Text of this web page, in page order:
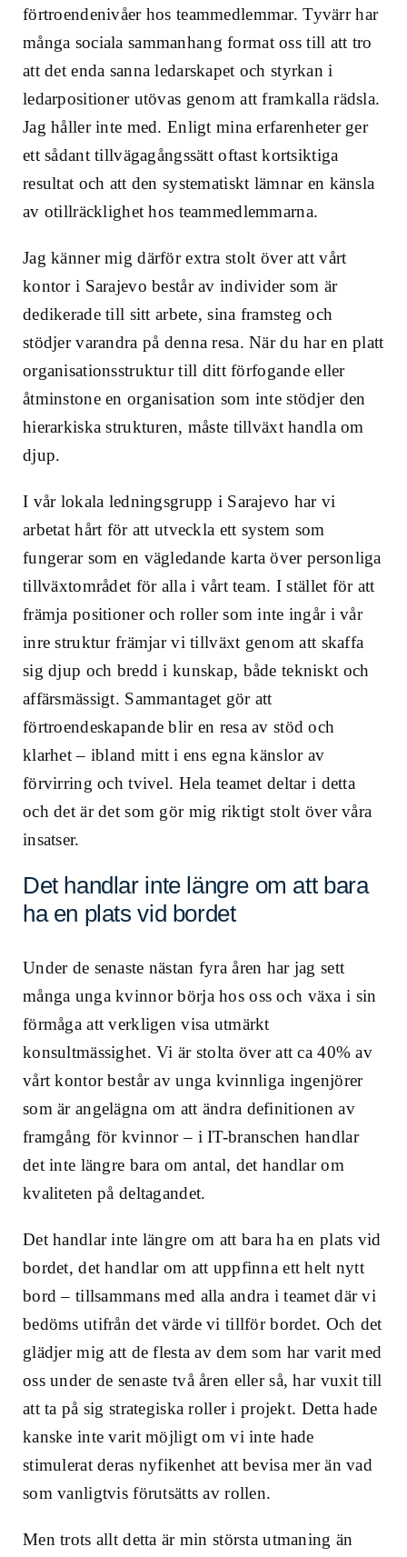
förtroendenivåer hos teammedlemmar. Tyvärr har
många sociala sammanhang format oss till att tro
att det enda sanna ledarskapet och styrkan i
ledarpositioner utövas genom att framkalla rädsla.
Jag håller inte med. Enligt mina erfarenheter ger
ett sådant tillvägagångssätt oftast kortsiktiga
resultat och att den systematiskt lämnar en känsla
av otillräcklighet hos teammedlemmarna.
Jag känner mig därför extra stolt över att vårt
kontor i Sarajevo består av individer som är
dedikerade till sitt arbete, sina framsteg och
stödjer varandra på denna resa. När du har en platt
organisationsstruktur till ditt förfogande eller
åtminstone en organisation som inte stödjer den
hierarkiska strukturen, måste tillväxt handla om
djup.
I vår lokala ledningsgrupp i Sarajevo har vi
arbetat hårt för att utveckla ett system som
fungerar som en vägledande karta över personliga
tillväxtområdet för alla i vårt team. I stället för att
främja positioner och roller som inte ingår i vår
inre struktur främjar vi tillväxt genom att skaffa
sig djup och bredd i kunskap, både tekniskt och
affärsmässigt. Sammantaget gör att
förtroendeskapande blir en resa av stöd och
klarhet – ibland mitt i ens egna känslor av
förvirring och tvivel. Hela teamet deltar i detta
och det är det som gör mig riktigt stolt över våra
insatser.
Det handlar inte längre om att bara
ha en plats vid bordet
Under de senaste nästan fyra åren har jag sett
många unga kvinnor börja hos oss och växa i sin
förmåga att verkligen visa utmärkt
konsultmässighet. Vi är stolta över att ca 40% av
vårt kontor består av unga kvinnliga ingenjörer
som är angelägna om att ändra definitionen av
framgång för kvinnor – i IT-branschen handlar
det inte längre bara om antal, det handlar om
kvaliteten på deltagandet.
Det handlar inte längre om att bara ha en plats vid
bordet, det handlar om att uppfinna ett helt nytt
bord – tillsammans med alla andra i teamet där vi
bedöms utifrån det värde vi tillför bordet. Och det
glädjer mig att de flesta av dem som har varit med
oss under de senaste två åren eller så, har vuxit till
att ta på sig strategiska roller i projekt. Detta hade
kanske inte varit möjligt om vi inte hade
stimulerat deras nyfikenhet att bevisa mer än vad
som vanligtvis förutsätts av rollen.
Men trots allt detta är min största utmaning än